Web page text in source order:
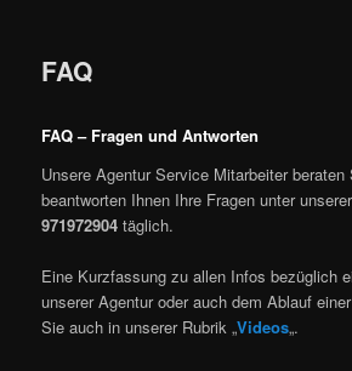
FAQ
FAQ – Fragen und Antworten
Unsere Agentur Service Mitarbeiter beraten
beantworten Ihnen Ihre Fragen unter
971972904 täglich.
Eine Kurzfassung zu allen Infos bezüglich
unserer Agentur oder auch dem Ablauf
Sie auch in unserer Rubrik „Videos„.